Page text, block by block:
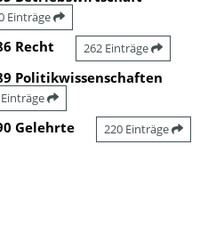
Einträge
Recht 262 Einträge
Politikwissenschaften
Gelehrte 220 Einträge